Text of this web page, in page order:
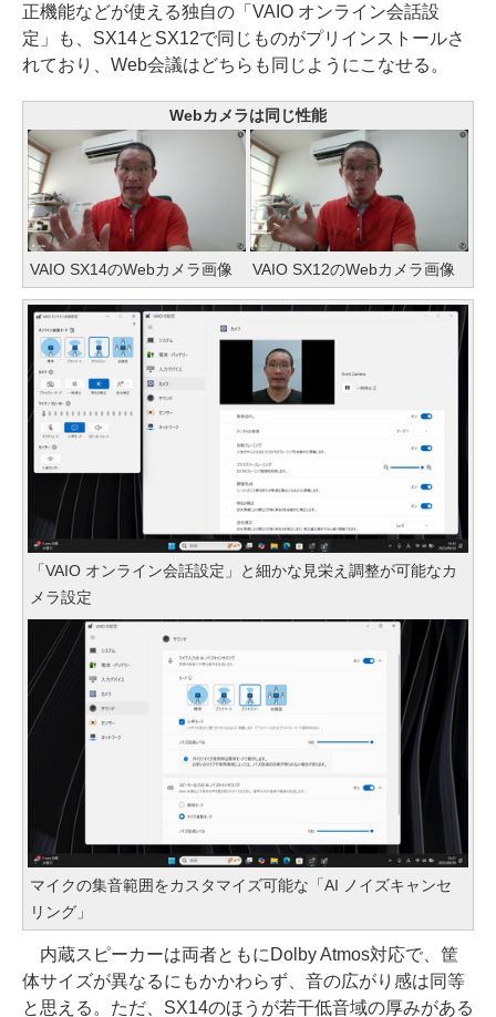
正機能などが使える独自の「VAIO オンライン会話設
定」も、SX14とSX12で同じものがプリインストールさ
れており、Web会議はどちらも同じようにこなせる。
Webカメラは同じ性能
VAIO SX14のWebカメラ画像 VAIO SX12のWebカメラ画像
「VAIO オンライン会話設定」と細かな見栄え調整が可能なカ
メラ設定
マイクの集音範囲をカスタマイズ可能な「AI ノイズキャンセ
リング」
内蔵スピーカーは両者ともにDolby Atmos対応で、筐
体サイズが異なるにもかかわらず、音の広がり感は同等
と思える。ただ、SX14のほうが若干低音域の厚みがある